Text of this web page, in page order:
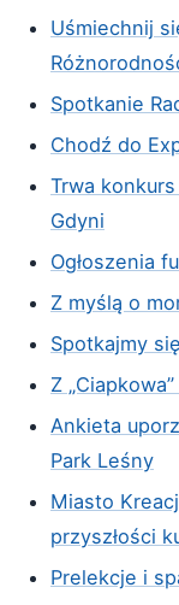
Uśmiechnij
Spotkanie
Chodź do
Trwa
Gdyni
Ogłoszenia
Z myślą o
Spotkajmy
Z
Ankieta
Park Leśny
Miasto
przyszłości
Prelekcje i